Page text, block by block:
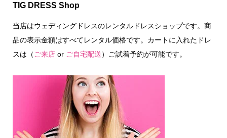
TIG DRESS Shop
当店はウェディングドレスのレンタルドレスショップです。商
品の表示金額はすべてレンタル価格です。カートに入れたドレ
スは（ ご来店or ご自宅配送）ご試着予約が可能です。